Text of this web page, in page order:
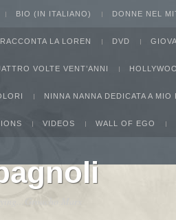
BIO (IN ITALIANO) DONNE NEL
LA LOREN DVD
VOLTE VENT’ANNI
NINNA NANNA DEDICATA A MIO
VIDEOS WALL OF EGO